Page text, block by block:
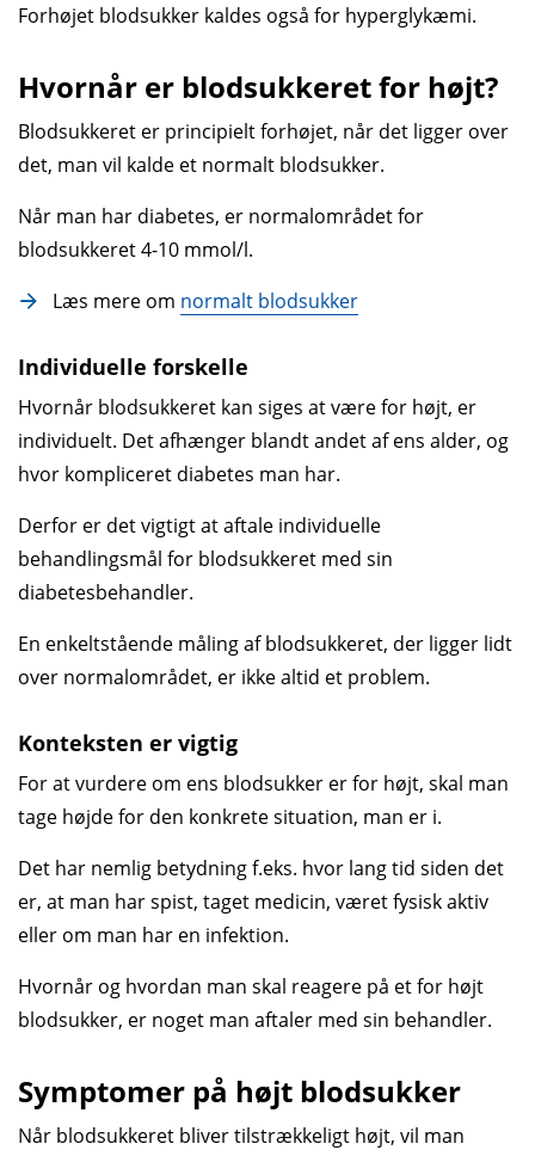
Forhøjet blodsukker kaldes også for hyperglykæmi.
Hvornår er blodsukkeret for højt?
Blodsukkeret er principielt forhøjet, når det ligger over
det, man vil kalde et normalt blodsukker.
Når man har diabetes, er normalområdet for
blodsukkeret 4-10 mmol/l.
Læs mere om normalt blodsukker
Individuelle forskelle
Hvornår blodsukkeret kan siges at være for højt, er
individuelt. Det afhænger blandt andet af ens alder, og
hvor kompliceret diabetes man har.
Derfor er det vigtigt at aftale individuelle
behandlingsmål for blodsukkeret med sin
diabetesbehandler.
En enkeltstående måling af blodsukkeret, der ligger lidt
over normalområdet, er ikke altid et problem.
Konteksten er vigtig
For at vurdere om ens blodsukker er for højt, skal man
tage højde for den konkrete situation, man er i.
Det har nemlig betydning f.eks. hvor lang tid siden det
er, at man har spist, taget medicin, været fysisk aktiv
eller om man har en infektion.
Hvornår og hvordan man skal reagere på et for højt
blodsukker, er noget man aftaler med sin behandler.
Symptomer på højt blodsukker
Når blodsukkeret bliver tilstrækkeligt højt, vil man